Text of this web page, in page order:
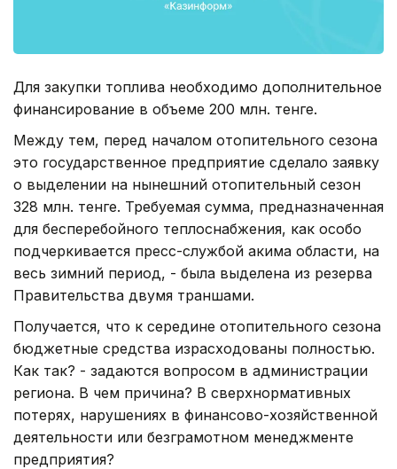
Для закупки топлива необходимо дополнительное
финансирование в объеме 200 млн. тенге.
Между тем, перед началом отопительного сезона
это государственное предприятие сделало заявку
о выделении на нынешний отопительный сезон
328 млн. тенге. Требуемая сумма, предназначенная
для бесперебойного теплоснабжения, как особо
подчеркивается пресс-службой акима области, на
весь зимний период, - была выделена из резерва
Правительства двумя траншами.
Получается, что к середине отопительного сезона
бюджетные средства израсходованы полностью.
Как так? - задаются вопросом в администрации
региона. В чем причина? В сверхнормативных
потерях, нарушениях в финансово-хозяйственной
деятельности или безграмотном менеджменте
предприятия?